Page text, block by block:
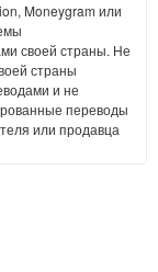
Moneygram или
своей страны. Не
страны
и не
переводы
или продавца